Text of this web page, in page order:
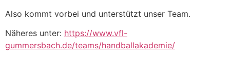
Also kommt vorbei und unterstützt unser Team.
Näheres unter: https://www.vfl-
gummersbach.de/teams/handballakademie/